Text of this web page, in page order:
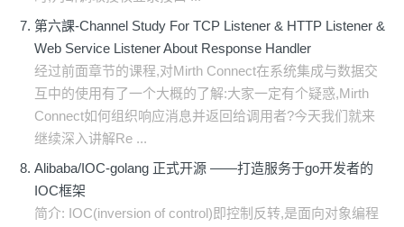
第六課-Channel Study For TCP Listener & HTTP Listener &
Web Service Listener About Response Handler
经过前面章节的课程,对Mirth Connect在系统集成与数据交
互中的使用有了一个大概的了解:大家一定有个疑惑,Mirth
Connect如何组织响应消息并返回给调用者?今天我们就来
继续深入讲解Re ...
Alibaba/IOC-golang 正式开源 ——打造服务于go开发者的
IOC框架
简介: IOC(inversion of control)即控制反转,是面向对象编程